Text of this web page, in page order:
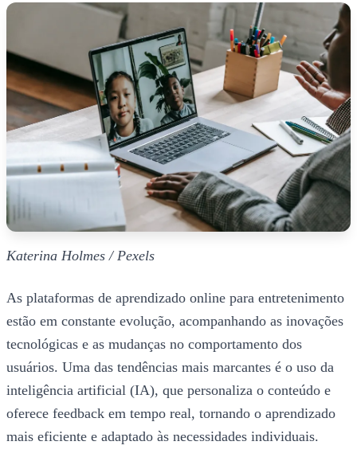
Katerina Holmes / Pexels
As plataformas de aprendizado online para entretenimento
estão em constante evolução, acompanhando as inovações
tecnológicas e as mudanças no comportamento dos
usuários. Uma das tendências mais marcantes é o uso da
inteligência artificial (IA), que personaliza o conteúdo e
oferece feedback em tempo real, tornando o aprendizado
mais eficiente e adaptado às necessidades individuais.